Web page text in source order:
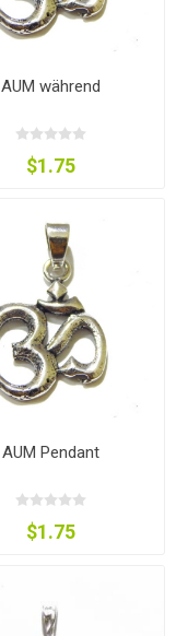
AUM während
$1.75
AUM Pendant
$1.75